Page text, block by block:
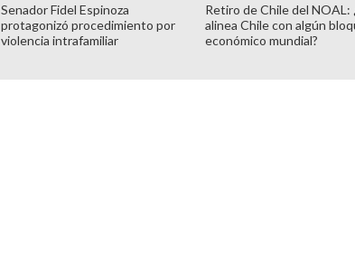
Senador Fidel Espinoza
protagonizó procedimiento por
violencia intrafamiliar
Retiro de Chile del NOAL:
alinea Chile con algún
económico mundial?